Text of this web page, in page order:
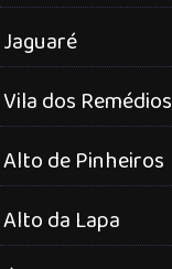
Jaguaré
Vila dos Remédios
Alto de Pinheiros
Alto da Lapa